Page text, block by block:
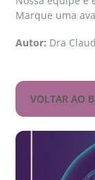
Marque uma
Autor: Dra
VOLTAR AO